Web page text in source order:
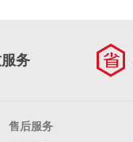
务
售后服务